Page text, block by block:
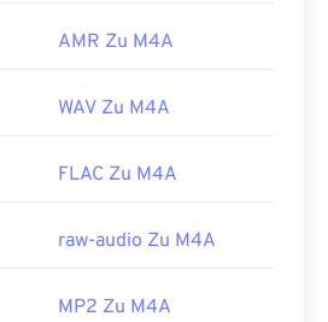
AMR Zu M4A
WAV Zu M4A
FLAC Zu M4A
raw-audio Zu M4A
MP2 Zu M4A